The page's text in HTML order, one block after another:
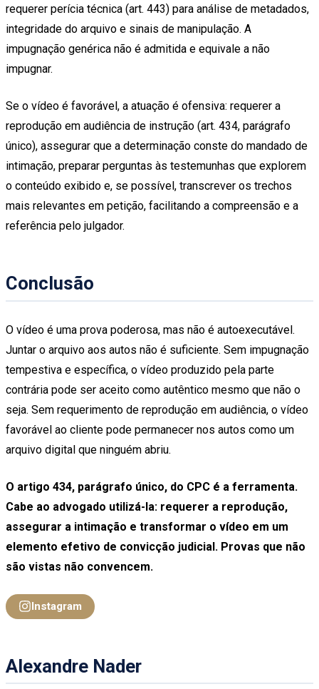
requerer perícia técnica (art. 443) para análise de metadados,
integridade do arquivo e sinais de manipulação. A
impugnação genérica não é admitida e equivale a não
impugnar.
Se o vídeo é favorável, a atuação é ofensiva: requerer a
reprodução em audiência de instrução (art. 434, parágrafo
único), assegurar que a determinação conste do mandado de
intimação, preparar perguntas às testemunhas que explorem
o conteúdo exibido e, se possível, transcrever os trechos
mais relevantes em petição, facilitando a compreensão e a
referência pelo julgador.
Conclusão
O vídeo é uma prova poderosa, mas não é autoexecutável.
Juntar o arquivo aos autos não é suficiente. Sem impugnação
tempestiva e específica, o vídeo produzido pela parte
contrária pode ser aceito como autêntico mesmo que não o
seja. Sem requerimento de reprodução em audiência, o vídeo
favorável ao cliente pode permanecer nos autos como um
arquivo digital que ninguém abriu.
O artigo 434, parágrafo único, do CPC é a ferramenta.
Cabe ao advogado utilizá-la: requerer a reprodução,
assegurar a intimação e transformar o vídeo em um
elemento efetivo de convicção judicial. Provas que não
são vistas não convencem.
Instagram
Alexandre Nader